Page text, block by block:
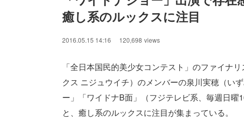
Unmute
癒し系のルックスに注目
2016.05.15 14:16 120,698 views
「全日本国民的美少女コンテスト」のファイナ
クス ニジュウイチ）のメンバーの泉川実穂（い
ー」「ワイドナB面」（フジテレビ系、毎週日曜
と、癒し系のルックスに注目が集まっている。